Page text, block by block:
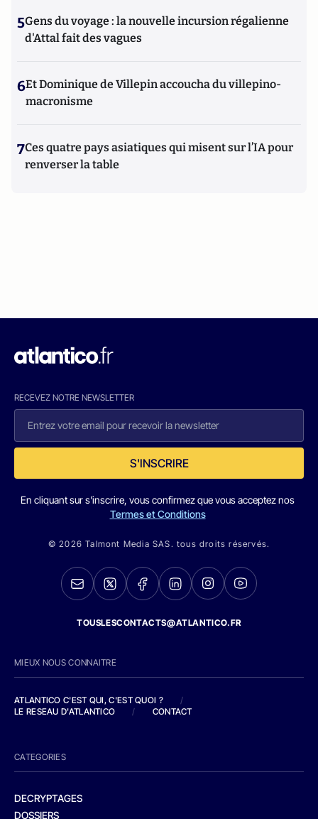
5Gens du voyage : la nouvelle incursion régalienne
d'Attal fait des vagues
6Et Dominique de Villepin accoucha du villepino-
macronisme
7Ces quatre pays asiatiques qui misent sur l’IA pour
renverser la table
RECEVEZ NOTRE NEWSLETTER
S'INSCRIRE
En cliquant sur s'inscrire, vous confirmez que vous acceptez nos
Termes et Conditions
© 2026 Talmont Media SAS. tous droits réservés.
TOUSLESCONTACTS@ATLANTICO.FR
MIEUX NOUS CONNAITRE
ATLANTICO C'EST QUI, C'EST QUOI ?
/
LE RESEAU D'ATLANTICO
/ CONTACT
CATEGORIES
DECRYPTAGES
DOSSIERS